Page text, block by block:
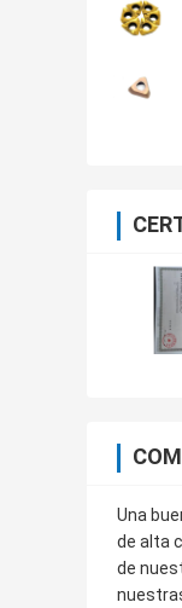
Una
de alta
de